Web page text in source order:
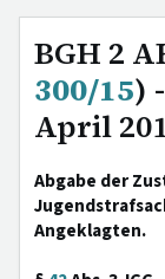
BGH 2
300/15)
April
Abgabe der
Angeklagten.